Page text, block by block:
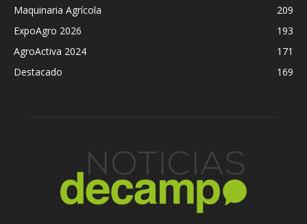
Maquinaria Agrícola
209
ExpoAgro 2026
193
AgroActiva 2024
171
Destacado
169